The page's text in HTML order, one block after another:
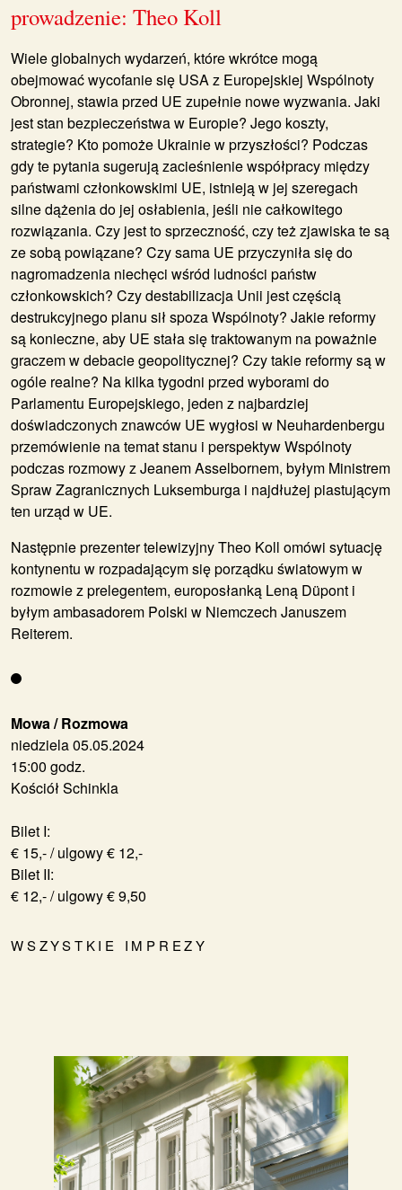
Mowa / Rozmowa
niedziela 05.05.2024
15:00 godz.
Kościół Schinkla
Bilet I:
€ 15,- / ulgowy € 12,-
Bilet II:
€ 12,- / ulgowy € 9,50
WSZYSTKIE IMPREZY
prowadzenie: Theo Koll
Wiele globalnych wydarzeń, które wkrótce mogą
obejmować wycofanie się USA z Europejskiej Wspólnoty
Obronnej, stawia przed UE zupełnie nowe wyzwania. Jaki
jest stan bezpieczeństwa w Europie? Jego koszty,
strategie? Kto pomoże Ukrainie w przyszłości? Podczas
gdy te pytania sugerują zacieśnienie współpracy między
państwami członkowskimi UE, istnieją w jej szeregach
silne dążenia do jej osłabienia, jeśli nie całkowitego
rozwiązania. Czy jest to sprzeczność, czy też zjawiska te są
ze sobą powiązane? Czy sama UE przyczyniła się do
nagromadzenia niechęci wśród ludności państw
członkowskich? Czy destabilizacja Unii jest częścią
destrukcyjnego planu sił spoza Wspólnoty? Jakie reformy
są konieczne, aby UE stała się traktowanym na poważnie
graczem w debacie geopolitycznej? Czy takie reformy są w
ogóle realne? Na kilka tygodni przed wyborami do
Parlamentu Europejskiego, jeden z najbardziej
doświadczonych znawców UE wygłosi w Neuhardenbergu
przemówienie na temat stanu i perspektyw Wspólnoty
podczas rozmowy z Jeanem Asselbornem, byłym Ministrem
Spraw Zagranicznych Luksemburga i najdłużej piastującym
ten urząd w UE.
Następnie prezenter telewizyjny Theo Koll omówi sytuację
kontynentu w rozpadającym się porządku światowym w
rozmowie z prelegentem, europosłanką Leną Düpont i
byłym ambasadorem Polski w Niemczech Januszem
Reiterem.